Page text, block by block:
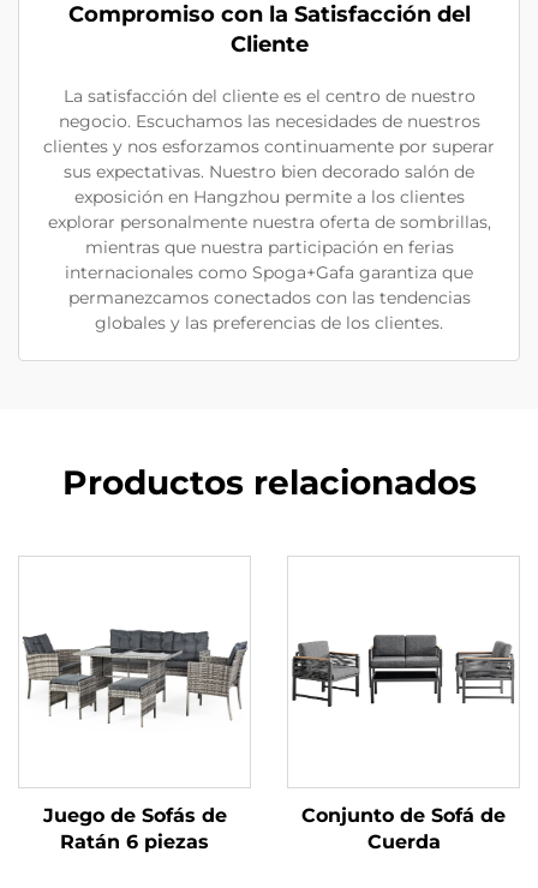
Compromiso con la Satisfacción del
Cliente
La satisfacción del cliente es el centro de nuestro
negocio. Escuchamos las necesidades de nuestros
clientes y nos esforzamos continuamente por superar
sus expectativas. Nuestro bien decorado salón de
exposición en Hangzhou permite a los clientes
explorar personalmente nuestra oferta de sombrillas,
mientras que nuestra participación en ferias
internacionales como Spoga+Gafa garantiza que
permanezcamos conectados con las tendencias
globales y las preferencias de los clientes.
Productos relacionados
Juego de Sofás de
Ratán 6 piezas
Conjunto de Sofá de
Cuerda